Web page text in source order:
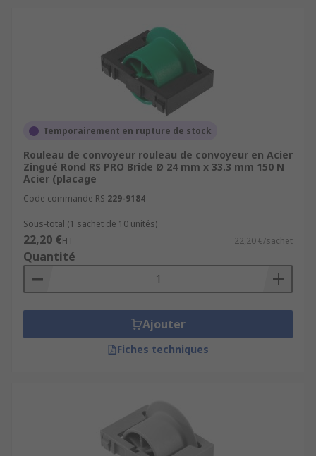
Temporairement en rupture de stock
Rouleau de convoyeur rouleau de convoyeur en Acier
Zingué Rond RS PRO Bride Ø 24 mm x 33.3 mm 150 N
Acier (placage
Code commande RS 229-9184
Sous-total (1 sachet de 10 unités)
22,20 €HT 22,20 €/sachet
Quantité
Ajouter
Fiches techniques